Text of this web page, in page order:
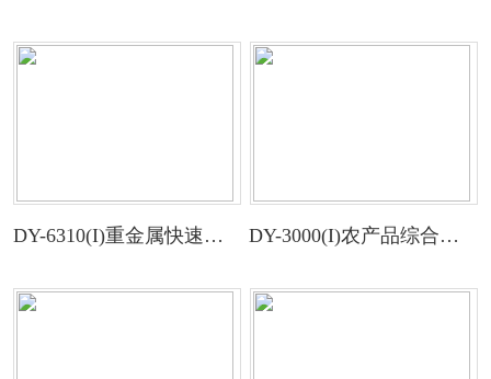
DY-6310(I)重金属快速检测仪 DY-3000(I)农产品综合检测仪